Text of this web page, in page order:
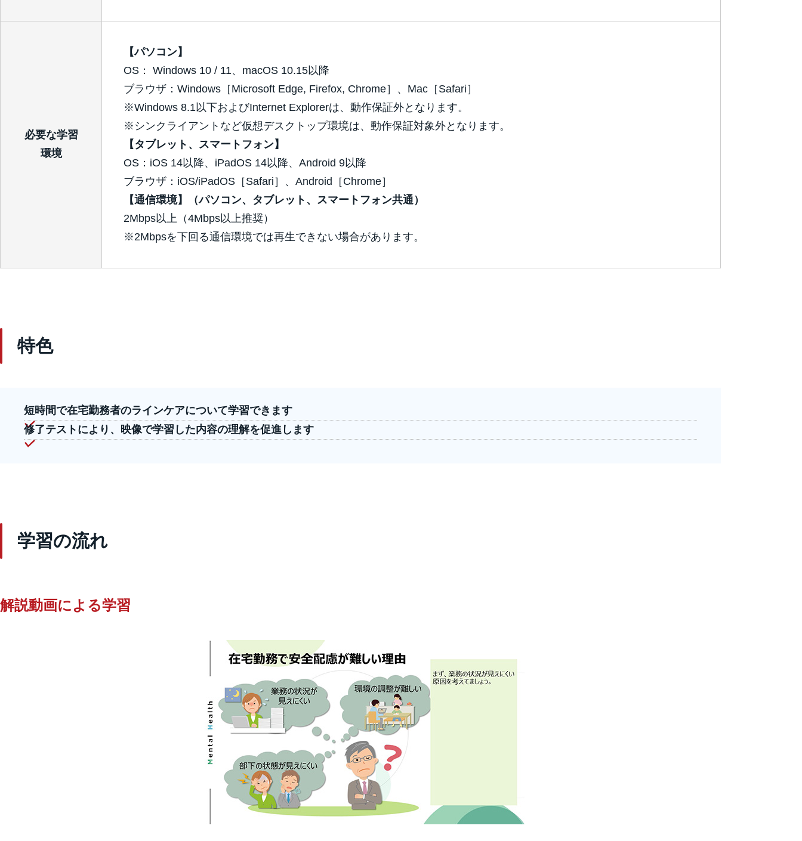
必要な学習
環境
【パソコン】
OS： Windows 10 / 11、macOS 10.15以降
ブラウザ：Windows［Microsoft Edge, Firefox, Chrome］、Mac［Safari］
※Windows 8.1以下およびInternet Explorerは、動作保証外となります。
※シンクライアントなど仮想デスクトップ環境は、動作保証対象外となります。
【タブレット、スマートフォン】
OS：iOS 14以降、iPadOS 14以降、Android 9以降
ブラウザ：iOS/iPadOS［Safari］、Android［Chrome］
【通信環境】（パソコン、タブレット、スマートフォン共通）
2Mbps以上（4Mbps以上推奨）
※2Mbpsを下回る通信環境では再生できない場合があります。
特色
短時間で在宅勤務者のラインケアについて学習できます
修了テストにより、映像で学習した内容の理解を促進します
学習の流れ
解説動画による学習